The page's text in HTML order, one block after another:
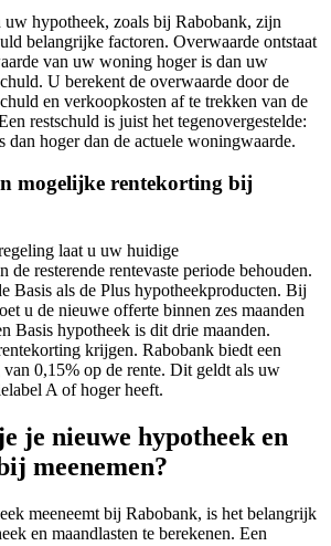
uw hypotheek, zoals bij Rabobank, zijn
belangrijke factoren. Overwaarde ontstaat
van uw woning hoger is dan uw
U berekent de overwaarde door de
en verkoopkosten af te trekken van de
restschuld is juist het tegenovergestelde:
dan hoger dan de actuele woningwaarde.
mogelijke rentekorting bij
laat u uw huidige
de resterende rentevaste periode behouden.
Basis als de Plus hypotheekproducten. Bij
u de nieuwe offerte binnen zes maanden
Basis hypotheek is dit drie maanden.
krijgen. Rabobank biedt een
0,15% op de rente. Dit geldt als uw
A of hoger heeft.
je nieuwe hypotheek en
meenemen?
meeneemt bij Rabobank, is het belangrijk
en maandlasten te berekenen. Een